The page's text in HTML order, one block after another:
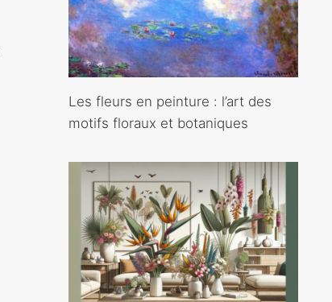
Les fleurs en peinture : l’art des
motifs floraux et botaniques